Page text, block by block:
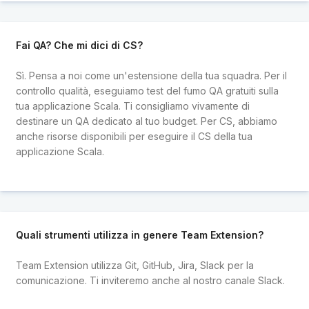
Fai QA? Che mi dici di CS?
Sì. Pensa a noi come un'estensione della tua squadra. Per il
controllo qualità, eseguiamo test del fumo QA gratuiti sulla
tua applicazione Scala. Ti consigliamo vivamente di
destinare un QA dedicato al tuo budget. Per CS, abbiamo
anche risorse disponibili per eseguire il CS della tua
applicazione Scala.
Quali strumenti utilizza in genere Team Extension?
Team Extension utilizza Git, GitHub, Jira, Slack per la
comunicazione. Ti inviteremo anche al nostro canale Slack.